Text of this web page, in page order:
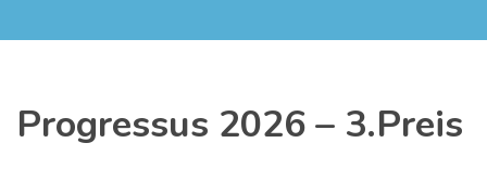
Progressus 2026 – 3.Preis